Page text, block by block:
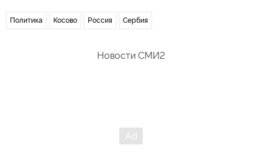
Политика Косово Россия Сербия
Новости СМИ2